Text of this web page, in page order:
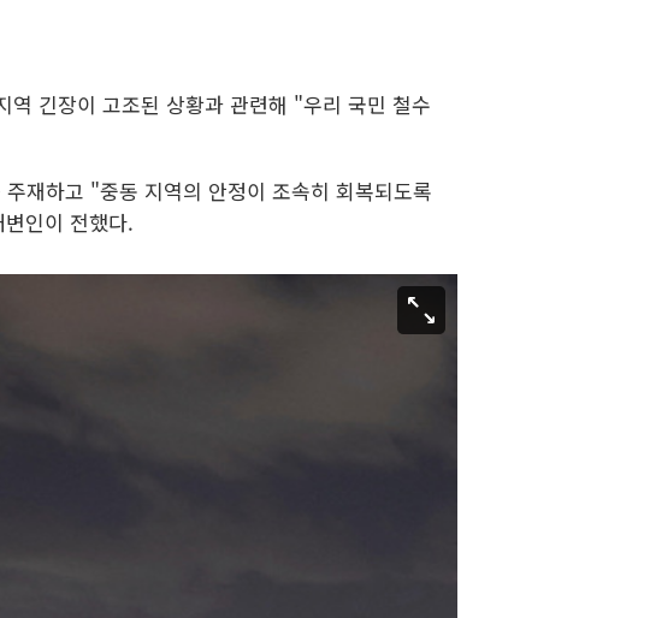
긴장이 고조된 상황과 관련해 "우리 국민 철수
재하고 "중동 지역의 안정이 조속히 회복되도록
인이 전했다.